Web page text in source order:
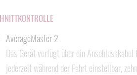
AverageMaster 2
Das Gerät verfügt über ein
jederzeit während der Fahrt einstellbar,